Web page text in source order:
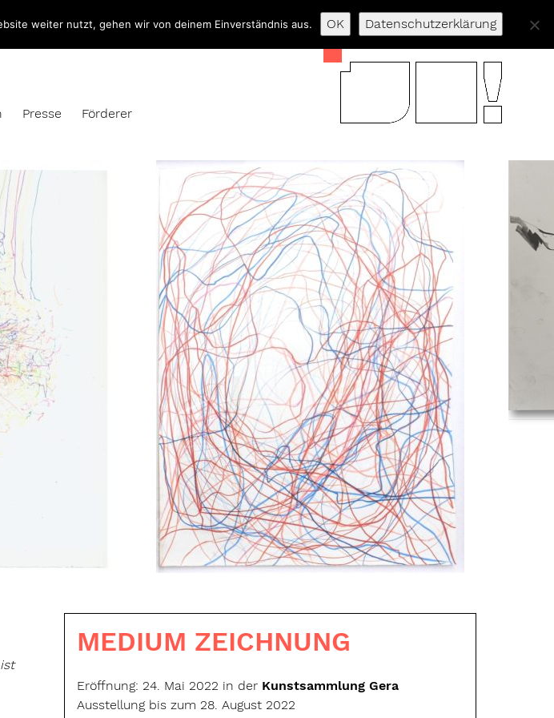
Presse Förderer
MEDIUM ZEICHNUNG
Eröffnung: 24. Mai 2022 in der Kunstsammlung Gera
Ausstellung bis zum 28. August 2022
weiter nutzt, gehen wir von deinem Einverständnis aus. OK Datenschutzerklärung